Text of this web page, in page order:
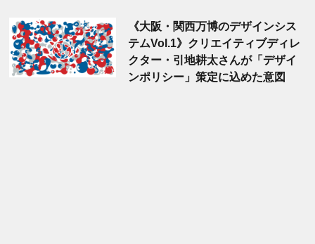
《大阪・関西万博のデザインシス
テムVol.1》クリエイティブディレ
クター・引地耕太さんが「デザイ
ンポリシー」策定に込めた意図